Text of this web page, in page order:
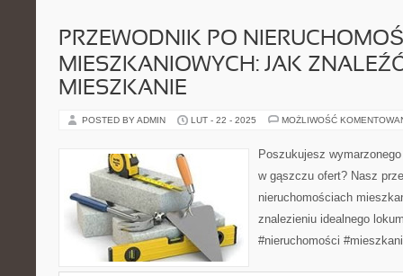
PRZEWODNIK PO
MIESZKANIOWYCH: JAK
MIESZKANIE
POSTED BY ADMIN LUT - 22 - 2025 MOŻLIWOŚĆ
Poszukujesz
w gąszczu ofert? Nasz
nieruchomościach
znalezieniu idealnego
#nieruchomości